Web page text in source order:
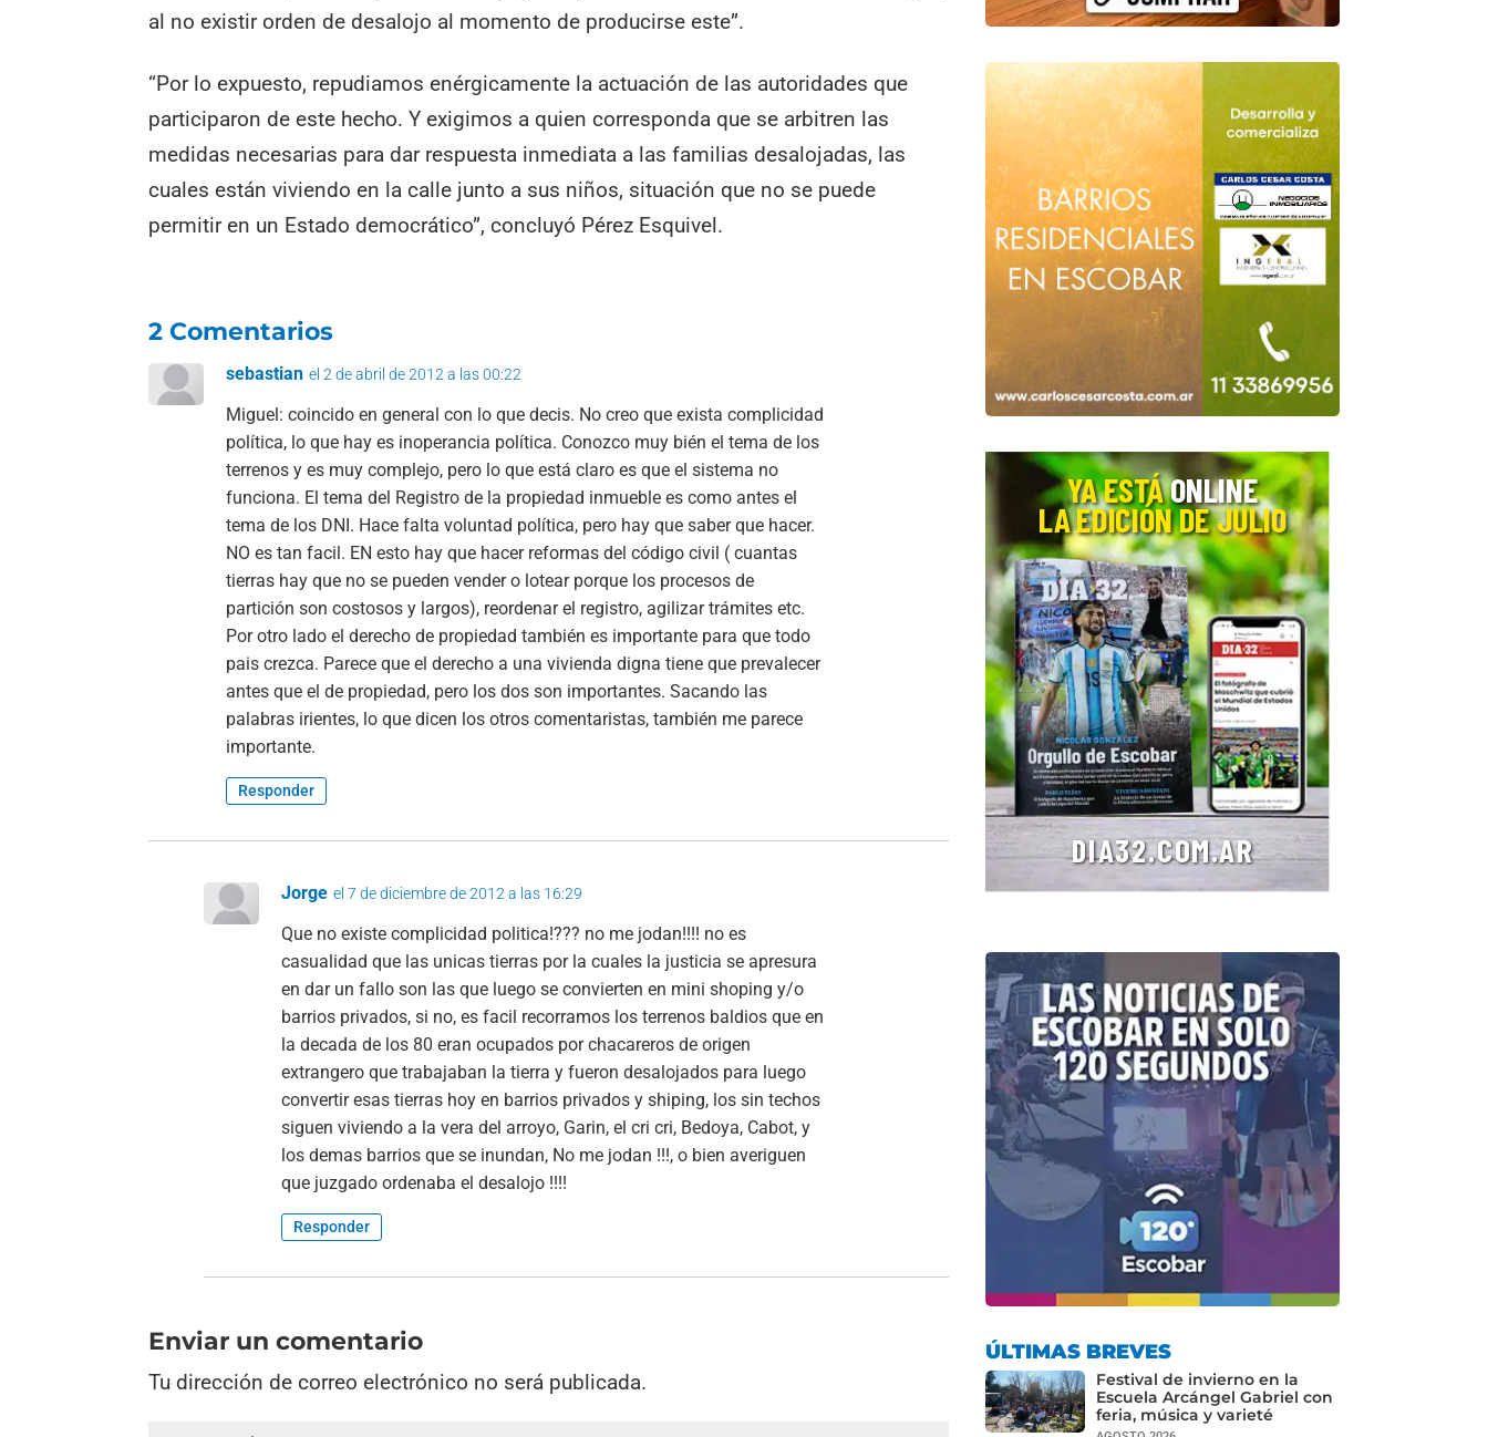
al no existir orden de desalojo al momento de producirse este”.
“Por lo expuesto, repudiamos enérgicamente la actuación de las autoridades que
participaron de este hecho. Y exigimos a quien corresponda que se arbitren las
medidas necesarias para dar respuesta inmediata a las familias desalojadas, las
cuales están viviendo en la calle junto a sus niños, situación que no se puede
permitir en un Estado democrático”, concluyó Pérez Esquivel.
2 Comentarios
sebastian el 2 de abril de 2012 a las 00:22
Miguel: coincido en general con lo que decis. No creo que exista complicidad
política, lo que hay es inoperancia política. Conozco muy bién el tema de los
terrenos y es muy complejo, pero lo que está claro es que el sistema no
funciona. El tema del Registro de la propiedad inmueble es como antes el
tema de los DNI. Hace falta voluntad política, pero hay que saber que hacer.
NO es tan facil. EN esto hay que hacer reformas del código civil ( cuantas
tierras hay que no se pueden vender o lotear porque los procesos de
partición son costosos y largos), reordenar el registro, agilizar trámites etc.
Por otro lado el derecho de propiedad también es importante para que todo
pais crezca. Parece que el derecho a una vivienda digna tiene que prevalecer
antes que el de propiedad, pero los dos son importantes. Sacando las
palabras irientes, lo que dicen los otros comentaristas, también me parece
importante.
Responder
Jorge el 7 de diciembre de 2012 a las 16:29
Que no existe complicidad politica!??? no me jodan!!!! no es
casualidad que las unicas tierras por la cuales la justicia se apresura
en dar un fallo son las que luego se convierten en mini shoping y/o
barrios privados, si no, es facil recorramos los terrenos baldios que en
la decada de los 80 eran ocupados por chacareros de origen
extrangero que trabajaban la tierra y fueron desalojados para luego
convertir esas tierras hoy en barrios privados y shiping, los sin techos
siguen viviendo a la vera del arroyo, Garin, el cri cri, Bedoya, Cabot, y
los demas barrios que se inundan, No me jodan !!!, o bien averiguen
que juzgado ordenaba el desalojo !!!!
Responder
Enviar un comentario
Tu dirección de correo electrónico no será publicada.
ÚLTIMAS BREVES
Festival de invierno en la
Escuela Arcángel Gabriel con
feria, música y varieté